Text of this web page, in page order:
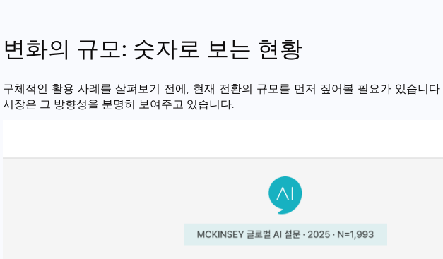
변화의 규모: 숫자로 보는 현황
구체적인 활용 사례를 살펴보기 전에, 현재 전환의 규모를 먼저 짚어볼 필요가 있습니다.
시장은 그 방향성을 분명히 보여주고 있습니다.